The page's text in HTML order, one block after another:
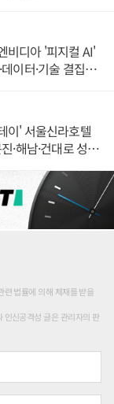
비디아 '피지컬 AI'
이터·기술 결집
이' 서울신라호텔
·해남·건대로 성
련 법률에 의해 제재를 받을
인신공격성 글은 관리자의 판